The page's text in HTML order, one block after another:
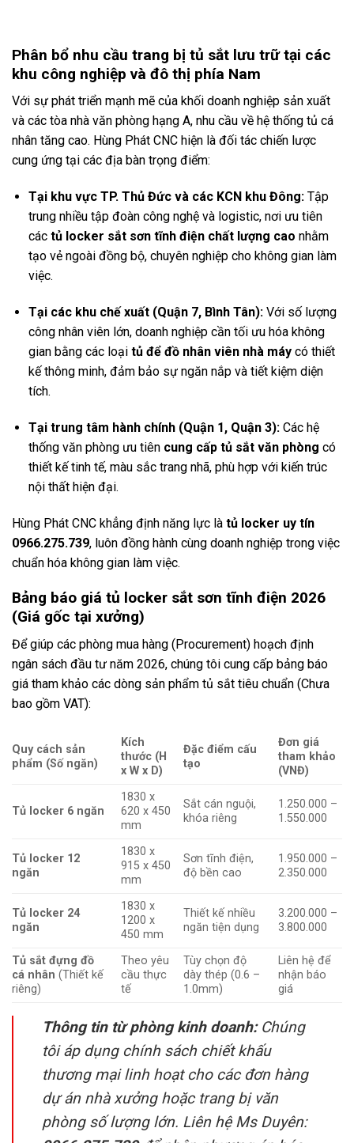
Phân bổ nhu cầu trang bị tủ sắt lưu trữ tại các
khu công nghiệp và đô thị phía Nam
Với sự phát triển mạnh mẽ của khối doanh nghiệp sản xuất
và các tòa nhà văn phòng hạng A, nhu cầu về hệ thống tủ cá
nhân tăng cao. Hùng Phát CNC hiện là đối tác chiến lược
cung ứng tại các địa bàn trọng điểm:
Tại khu vực TP. Thủ Đức và các KCN khu Đông:Tập
trung nhiều tập đoàn công nghệ và logistic, nơi ưu tiên
các tủ locker sắt sơn tĩnh điện chất lượng cao nhằm
tạo vẻ ngoài đồng bộ, chuyên nghiệp cho không gian làm
việc.
Tại các khu chế xuất (Quận 7, Bình Tân):Với số lượng
công nhân viên lớn, doanh nghiệp cần tối ưu hóa không
gian bằng các loại tủ để đồ nhân viên nhà máycó thiết
kế thông minh, đảm bảo sự ngăn nắp và tiết kiệm diện
tích.
Tại trung tâm hành chính (Quận 1, Quận 3):Các hệ
thống văn phòng ưu tiên cung cấp tủ sắt văn phòng có
thiết kế tinh tế, màu sắc trang nhã, phù hợp với kiến trúc
nội thất hiện đại.
Hùng Phát CNC khẳng định năng lực là tủ locker uy tín
0966.275.739, luôn đồng hành cùng doanh nghiệp trong việc
chuẩn hóa không gian làm việc.
Bảng báo giá tủ locker sắt sơn tĩnh điện 2026
(Giá gốc tại xưởng)
Để giúp các phòng mua hàng (Procurement) hoạch định
ngân sách đầu tư năm 2026, chúng tôi cung cấp bảng báo
giá tham khảo các dòng sản phẩm tủ sắt tiêu chuẩn (Chưa
bao gồm VAT):
Quy cách sản
phẩm (Số ngăn)
Kích
thước (H
x W x D)
Đặc điểm cấu
tạo
Đơn giá
tham khảo
(VNĐ)
Tủ locker 6 ngăn
1830 x
620 x 450
mm
Sắt cán nguội,
khóa riêng
1.250.000 –
1.550.000
Tủ locker 12
ngăn
1830 x
915 x 450
mm
Sơn tĩnh điện,
độ bền cao
1.950.000 –
2.350.000
Tủ locker 24
ngăn
1830 x
1200 x
450 mm
Thiết kế nhiều
ngăn tiện dụng
3.200.000 –
3.800.000
Tủ sắt đựng đồ
cá nhân (Thiết kế
riêng)
Theo yêu
cầu thực
tế
Tùy chọn độ
dày thép (0.6 –
1.0mm)
Liên hệ để
nhận báo
giá
Thông tin từ phòng kinh doanh:Chúng
tôi áp dụng chính sách chiết khấu
thương mại linh hoạt cho các đơn hàng
dự án nhà xưởng hoặc trang bị văn
phòng số lượng lớn. Liên hệ Ms Duyên: